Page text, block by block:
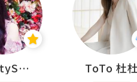
BeautySearch ToTo 杜